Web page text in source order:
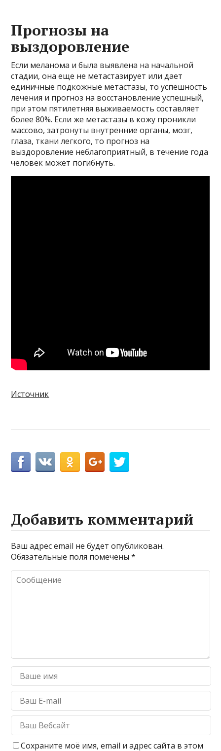
Прогнозы на
выздоровление
Если меланома и была выявлена на начальной
стадии, она еще не метастазирует или дает
единичные подкожные метастазы, то успешность
лечения и прогноз на восстановление успешный,
при этом пятилетняя выживаемость составляет
более 80%. Если же метастазы в кожу проникли
массово, затронуты внутренние органы, мозг,
глаза, ткани легкого, то прогноз на
выздоровление неблагоприятный, в течение года
человек может погибнуть.
Источник
Добавить комментарий
Ваш адрес email не будет опубликован.
Обязательные поля помечены*
Сохраните моё имя, email и адрес сайта в этом